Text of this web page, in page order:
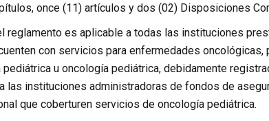
once (11) artículos y dos (02) Disposiciones
reglamento es aplicable a todas las instituciones
con servicios para enfermedades
u oncología pediátrica, debidamente
las instituciones administradoras de fondos de
que coberturen servicios de oncología pediátrica.